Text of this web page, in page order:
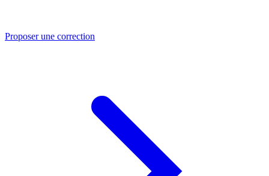
Proposer une correction